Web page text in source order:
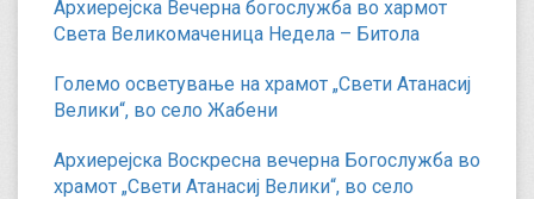
Архиерејска Вечерна богослужба во хармот
Света Великомаченица Недела – Битола
Големо осветување на храмот „Свети Атанасиј
Велики“, во село Жабени
Архиерејска Воскресна вечерна Богослужба во
храмот „Свети Атанасиј Велики“, во село